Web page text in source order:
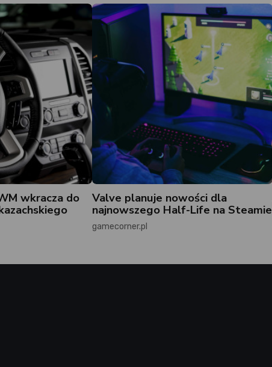
wkracza do
Valve planuje nowości dla
najnowszego Half-Life na Steamie
gamecorner.pl